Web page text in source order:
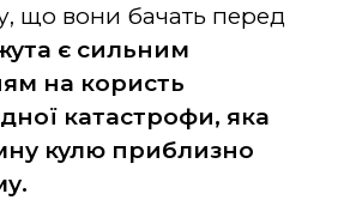
що вони бачать перед
є сильним
на користь
катастрофи, яка
кулю приблизно